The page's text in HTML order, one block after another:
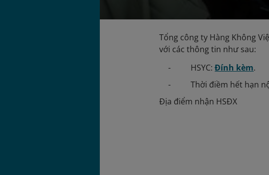
Tổng công ty Hàng Không
với các thông tin như sau:
- HSYC:Đính kèm.
- Thời điềm hết hạn nộp
Địa điểm nhận HSĐX